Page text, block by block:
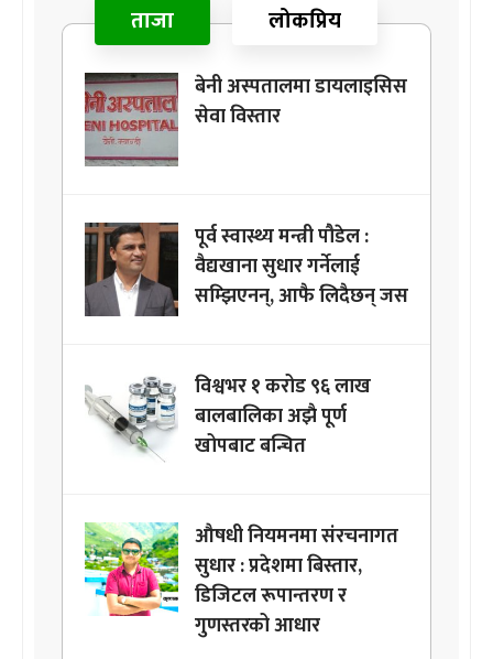
ताजा लोकप्रिय
बेनी अस्पतालमा डायलाइसिस
सेवा विस्तार
पूर्व स्वास्थ्य मन्त्री पौडेल :
वैद्यखाना सुधार गर्नेलाई
सम्झिएनन्, आफै लिदैछन् जस
विश्वभर १ करोड ९६ लाख
बालबालिका अझै पूर्ण
खोपबाट बन्चित
औषधी नियमनमा संरचनागत
सुधार : प्रदेशमा बिस्तार,
डिजिटल रूपान्तरण र
गुणस्तरको आधार